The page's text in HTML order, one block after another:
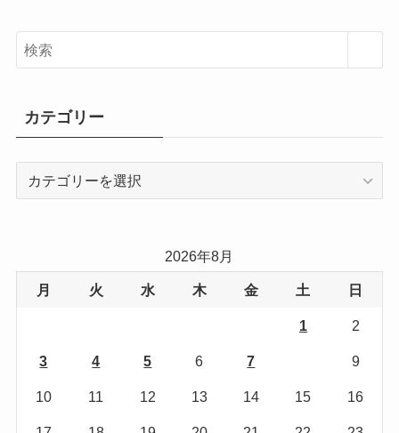
カテゴリー
2026年8月
月 火 水 木 金 土 日
1 2
3 4 5 6 7 9
10 11 12 13 14 15 16